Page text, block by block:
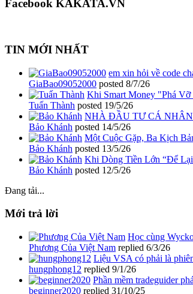
Facebook KAKATA.VN
TIN MỚI NHẤT
em xin hỏi về code
GiaBao09052000 posted 8/7/26
Khi Smart Money "Phá Vỡ
Tuấn Thành posted 19/5/26
NHÀ ĐẦU TƯ CÁ
Bảo Khánh posted 14/5/26
Một Cuộc Gặp, Ba Kịch
Bảo Khánh posted 13/5/26
Khi Dòng Tiền Lớn “Để
Bảo Khánh posted 12/5/26
Đang tải...
Mới trả lời
Học cùng
Phương Của Việt Nam replied 6/3/26
Liệu VSA có phải là
hungphong12 replied 9/1/26
Phần mềm tradeguider
beginner2020 replied 31/10/25